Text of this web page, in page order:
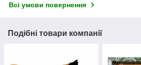
Всі умови повернення
Подібні товари компанії